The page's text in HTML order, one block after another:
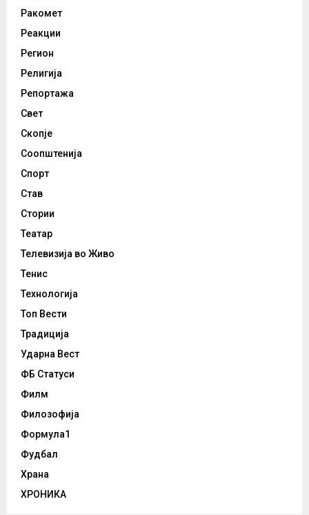
Ракомет
Реакции
Регион
Религија
Репортажа
Свет
Скопје
Соопштенија
Спорт
Став
Стории
Театар
Телевизија во Живо
Тенис
Технологија
Топ Вести
Традиција
Ударна Вест
ФБ Статуси
Филм
Филозофија
Формула1
Фудбал
Храна
ХРОНИКА